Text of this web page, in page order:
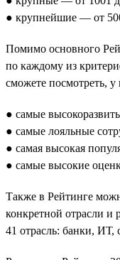
● крупнейшие — от
Помимо основного
по каждому из
сможете посмотреть,
● самые
● самые лояльные
● самая высокая
● самые высокие
Также в Рейтинге
конкретной отрасли и
41 отрасль: банки, ИТ,